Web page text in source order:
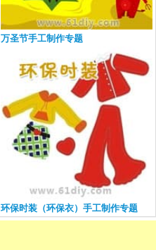
万圣节手工制作专题
环保时装（环保衣）手工制作专题